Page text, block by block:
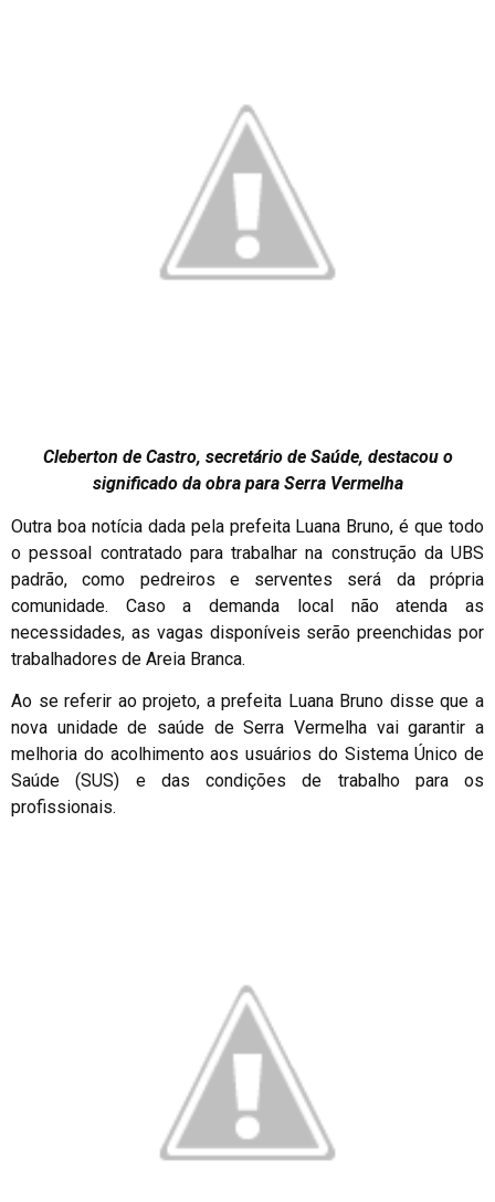
Cleberton de Castro, secretário de Saúde, destacou o
significado da obra para Serra Vermelha
Outra boa notícia dada pela prefeita Luana Bruno, é que todo
o pessoal contratado para trabalhar na construção da UBS
padrão, como pedreiros e serventes será da própria
comunidade. Caso a demanda local não atenda as
necessidades, as vagas disponíveis serão preenchidas por
trabalhadores de Areia Branca.
Ao se referir ao projeto, a prefeita Luana Bruno disse que a
nova unidade de saúde de Serra Vermelha vai garantir a
melhoria do acolhimento aos usuários do Sistema Único de
Saúde (SUS) e das condições de trabalho para os
profissionais.